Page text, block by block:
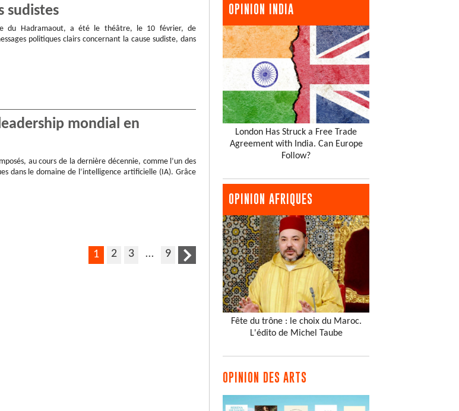
sudistes
du Hadramaout, a été le théâtre, le 10 février, de
politiques clairs concernant la cause sudiste, dans
mondial en
au cours de la dernière décennie, comme l’un des
dans le domaine de l’intelligence artificielle (IA). Grâce
1 2 3 … 9
OPINION INDIA
London Has Struck a Free Trade
Agreement with India. Can Europe
Follow?
OPINION AFRIQUES
Fête du trône : le choix du Maroc.
L'édito de Michel Taube
OPINION DES ARTS